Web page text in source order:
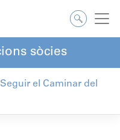
sòcies
Seguir el Caminar del